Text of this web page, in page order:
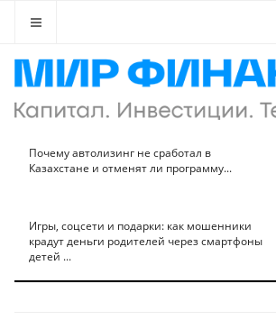
Почему автолизинг не сработал в
Казахстане и отменят ли программу...
Игры, соцсети и подарки: как мошенники
крадут деньги родителей через смартфоны
детей ...